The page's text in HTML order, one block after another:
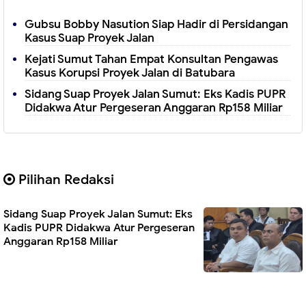
Gubsu Bobby Nasution Siap Hadir di Persidangan
Kasus Suap Proyek Jalan
Kejati Sumut Tahan Empat Konsultan Pengawas
Kasus Korupsi Proyek Jalan di Batubara
Sidang Suap Proyek Jalan Sumut: Eks Kadis PUPR
Didakwa Atur Pergeseran Anggaran Rp158 Miliar
Pilihan Redaksi
Sidang Suap Proyek Jalan Sumut: Eks
Kadis PUPR Didakwa Atur Pergeseran
Anggaran Rp158 Miliar